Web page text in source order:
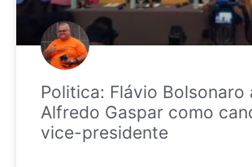
Politica: Flávio Bolsonaro
Alfredo Gaspar como
vice-presidente